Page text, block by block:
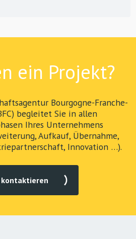
ein Projekt?
Bourgogne-Franche-
begleitet Sie in allen
Ihres Unternehmens
Aufkauf, Übernahme,
Innovation …).
kontaktieren